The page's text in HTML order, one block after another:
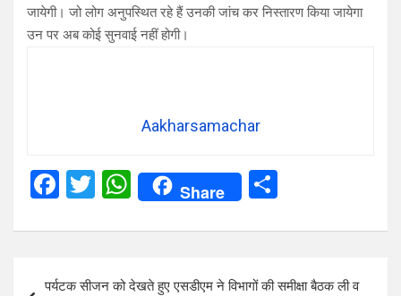
जायेगी। जो लोग अनुपस्थित रहे हैं उनकी जांच कर निस्तारण किया जायेगा
उन पर अब कोई सुनवाई नहीं होगी।
Aakharsamachar
F
ce
T
tt
W
h
at
s
Share
ar
e
पर्यटक सीजन को देखते हुए एसडीएम ने विभागों की समीक्षा बैठक ली व